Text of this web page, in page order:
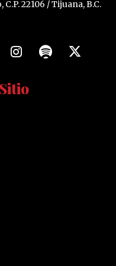
22106 / Tijuana, B.C.